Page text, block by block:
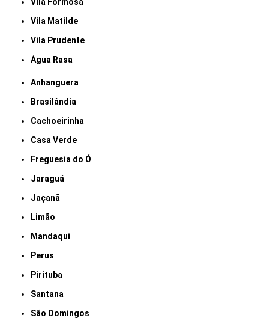
Vila Formosa
Vila Matilde
Vila Prudente
Água Rasa
Anhanguera
Brasilândia
Cachoeirinha
Casa Verde
Freguesia do Ó
Jaraguá
Jaçanã
Limão
Mandaqui
Perus
Pirituba
Santana
São Domingos